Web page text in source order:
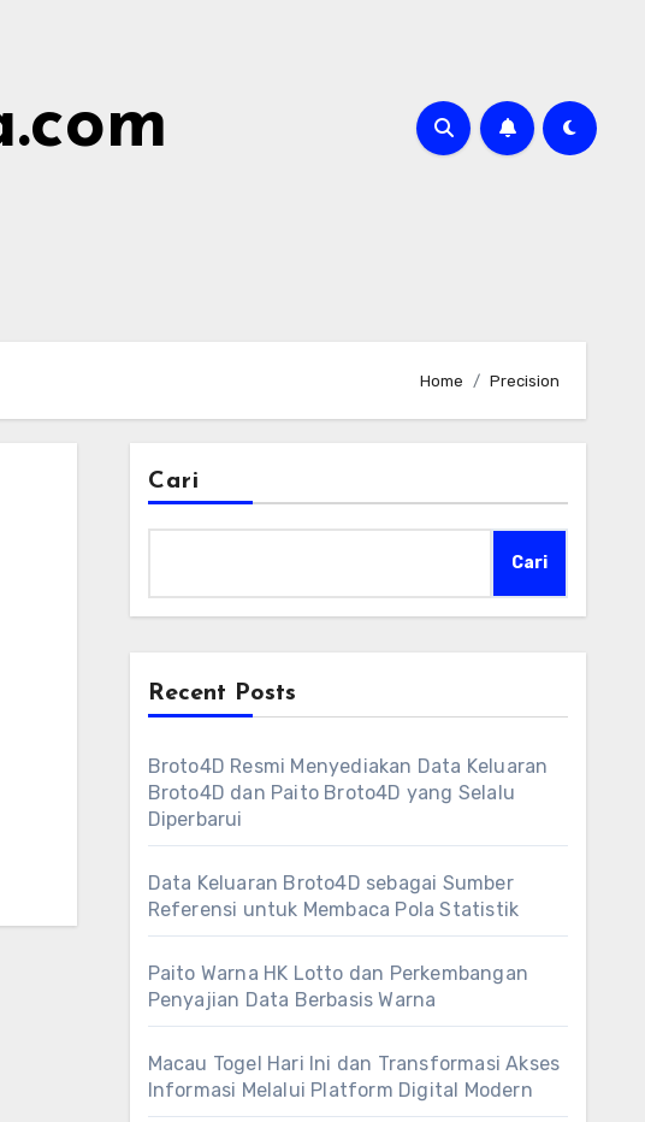
Home Precision
Cari
Cari
Recent Posts
Broto4D Resmi Menyediakan Data Keluaran
Broto4D dan Paito Broto4D yang Selalu
Diperbarui
Data Keluaran Broto4D sebagai Sumber
Referensi untuk Membaca Pola Statistik
Paito Warna HK Lotto dan Perkembangan
Penyajian Data Berbasis Warna
Macau Togel Hari Ini dan Transformasi Akses
Informasi Melalui Platform Digital Modern